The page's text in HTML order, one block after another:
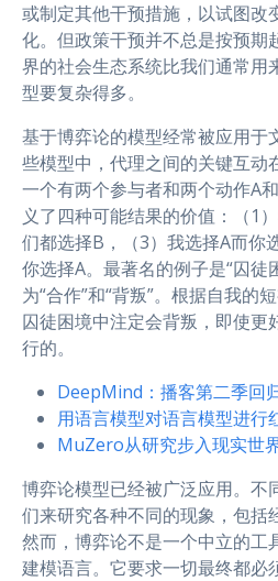
或制定其他干预措施，以试图改
化。但政策干预并不总是按预期
界的社会生态系统比我们通常用
型要复杂得多。
基于博弈论的模型经常被应用于
些模型中，代理之间的关键互动
一个有两个参与者和两个动作A
义了四种可能结果的价值：（1
们都选择B，（3）我选择A而你
你选择A。最著名的例子是“囚徒
为“合作”和“背叛”。根据自我的
囚徒困境中注定会背叛，即使更
行的。
DeepMind：播客第二季回
用语言模型对语言模型进行
MuZero从研究步入现实世
博弈论模型已经被广泛应用。不
们来研究各种不同的现象，包括
然而，博弈论不是一个中立的工
建模语言。它要求一切最终都必